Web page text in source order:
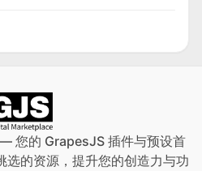
您的 GrapesJS 插件与预设首
选的资源，提升您的创造力与功